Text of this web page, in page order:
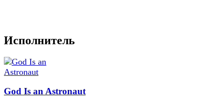
Исполнитель
God Is an Astronaut